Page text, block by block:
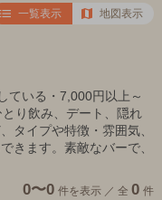
一覧表示 地図表示
ている・7,000円以上～
り飲み、デート、隠れ
タイプや特徴・雰囲気、
きます。素敵なバーで、
0〜0 件を表示 ／ 全 0 件